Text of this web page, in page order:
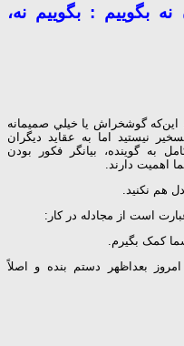
بگوییم : بگوييم نه،
گوشخراش يا خيلي صميمانه
نيستيد اما به عقايد ديگران
به گوينده، بيانگر فکور بودن
اهميت دارند.
هم نکنيد.
است از مجادله در کار:
کمک بگيرم.
بعداظهر دستم بنده و اصلاً